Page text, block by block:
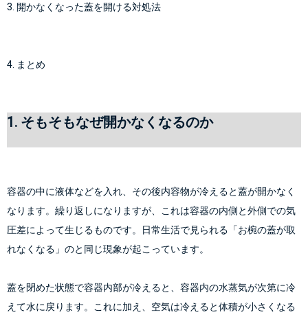
3. 開かなくなった蓋を開ける対処法
4. まとめ
1. そもそもなぜ開かなくなるのか
容器の中に液体などを入れ、その後内容物が冷えると蓋が開かなく
なります。繰り返しになりますが、これは容器の内側と外側での気
圧差によって生じるものです。日常生活で見られる 「お椀の蓋が取
れなくなる」 のと同じ現象が起こっています。
蓋を閉めた状態で容器内部が冷えると、容器内の水蒸気が次第に冷
えて水に戻ります。これに加え、空気は冷えると体積が小さくなる